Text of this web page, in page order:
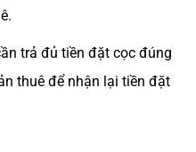
trả đủ tiền đặt cọc đúng
thuê để nhận lại tiền đặt